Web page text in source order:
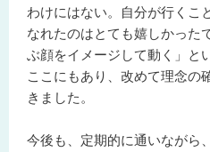
わけにはない。自分が行くこ
なれたのはとても嬉しかった
ぶ顔をイメージして動く」と
ここにもあり、改めて理念の
きました。
今後も、定期的に通いながら